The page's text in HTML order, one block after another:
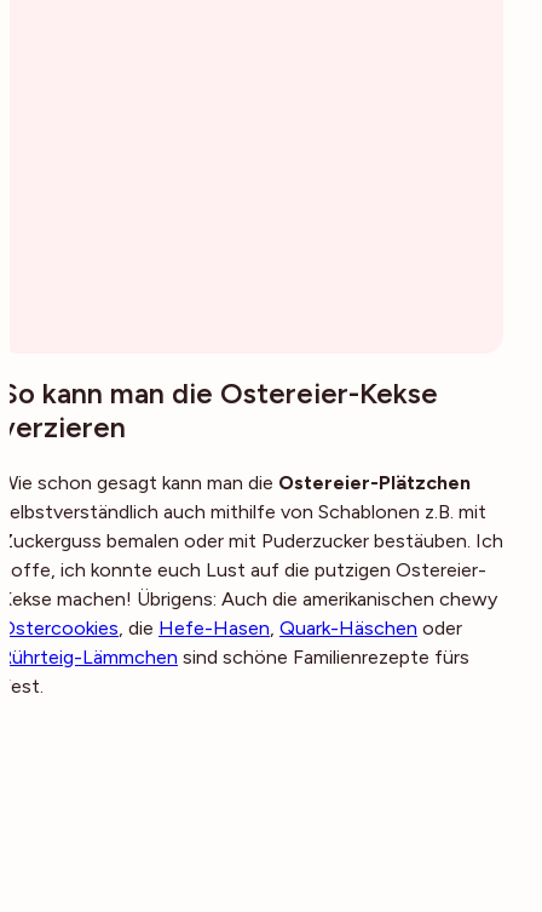
So kann man die Ostereier-Kekse
verzieren
Wie schon gesagt kann man die Ostereier-Plätzchen
selbstverständlich auch mithilfe von Schablonen z.B. mit
Zuckerguss bemalen oder mit Puderzucker bestäuben. Ich
hoffe, ich konnte euch Lust auf die putzigen Ostereier-
Kekse machen! Übrigens: Auch die amerikanischen chewy
Ostercookies, die Hefe-Hasen, Quark-Häschen oder
Rührteig-Lämmchen sind schöne Familienrezepte fürs
Fest.